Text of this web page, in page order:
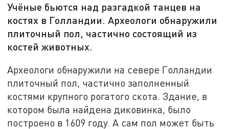
Учёные бьются над разгадкой танцев на
костях в Голландии. Археологи обнаружили
плиточный пол, частично состоящий из
костей животных.
Археологи обнаружили на севере Голландии
плиточный пол, частично заполненный
костями крупного рогатого скота. Здание, в
котором была найдена диковинка, было
построено в 1609 году. А сам пол может быть